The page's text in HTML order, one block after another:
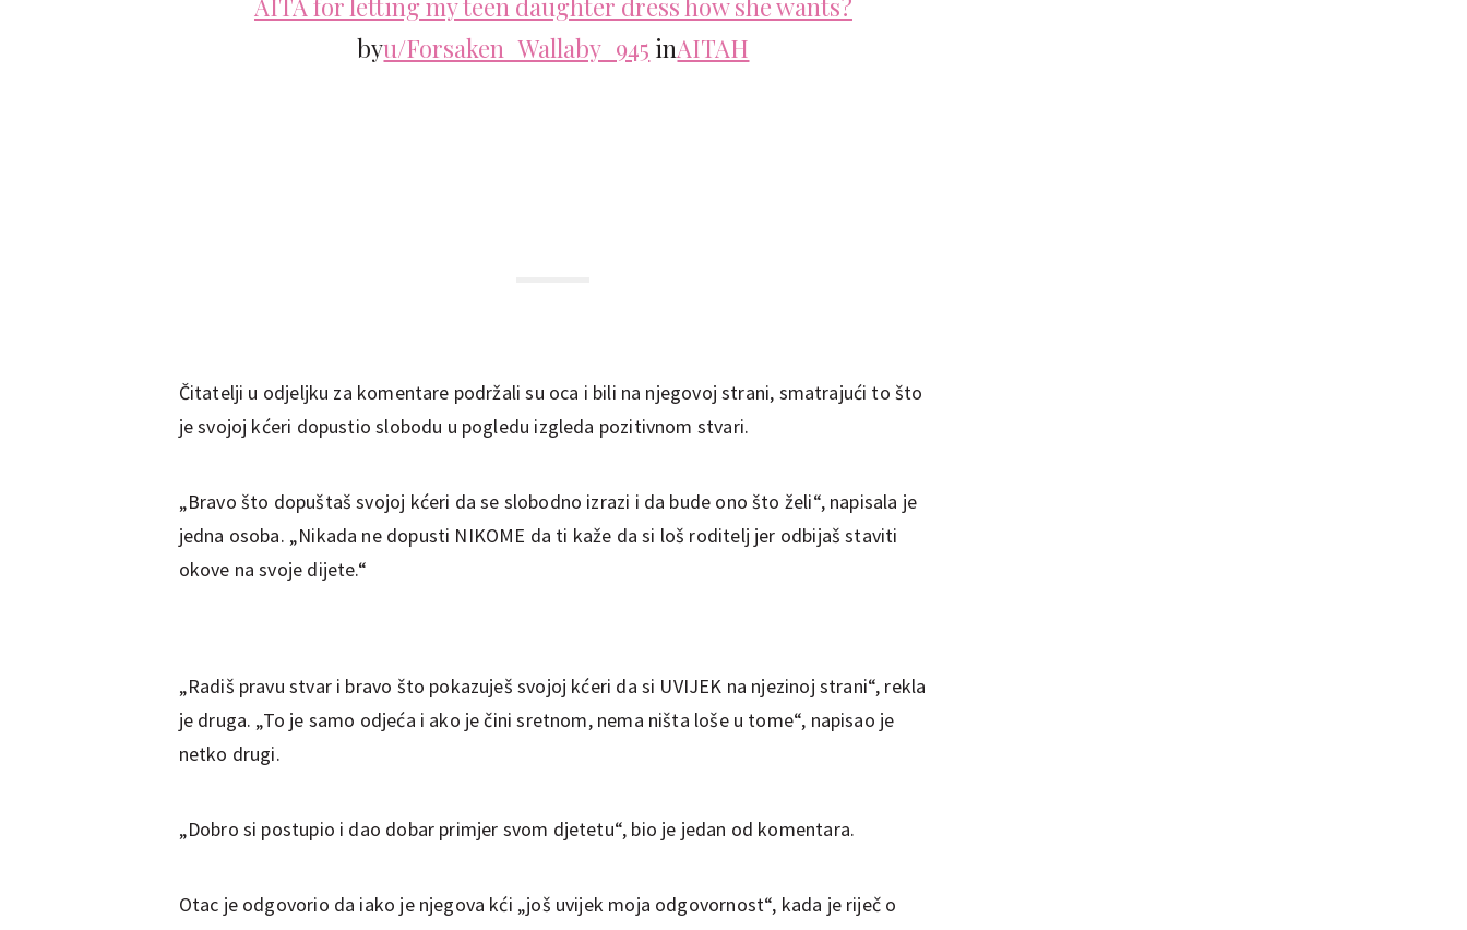
byu/Forsaken_Wallaby_945 inAITAH
Čitatelji u odjeljku za komentare podržali su oca i bili na njegovoj strani, smatrajući to što
je svojoj kćeri dopustio slobodu u pogledu izgleda pozitivnom stvari.
„Bravo što dopuštaš svojoj kćeri da se slobodno izrazi i da bude ono što želi“, napisala je
jedna osoba. „Nikada ne dopusti NIKOME da ti kaže da si loš roditelj jer odbijaš staviti
okove na svoje dijete.“
„Radiš pravu stvar i bravo što pokazuješ svojoj kćeri da si UVIJEK na njezinoj strani“, rekla
je druga. „To je samo odjeća i ako je čini sretnom, nema ništa loše u tome“, napisao je
netko drugi.
„Dobro si postupio i dao dobar primjer svom djetetu“, bio je jedan od komentara.
Otac je odgovorio da iako je njegova kći „još uvijek moja odgovornost“, kada je riječ o